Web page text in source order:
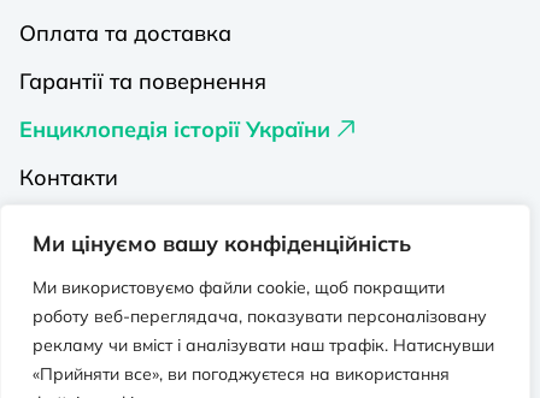
Ми цінуємо вашу конфіденційність
Ми використовуємо файли cookie, щоб покращити
роботу веб-переглядача, показувати персоналізовану
рекламу чи вміст і аналізувати наш трафік. Натиснувши
«Прийняти все», ви погоджуєтеся на використання
Оплата та доставка
Гарантії та повернення
Енциклопедія історії України
Контакти
Видавництва на Порталі
Політика конфіденційності
Публічна оферта